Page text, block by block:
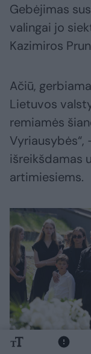
Gebėjimas
valingai jo
Kazimiros
Ačiū,
Lietuvos
remiamės
išreikšdamas
artimiesiems.